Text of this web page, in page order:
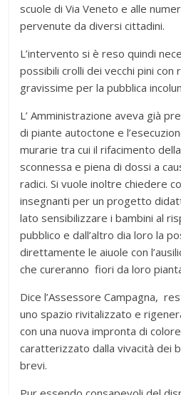
scuole di Via Veneto e alle
pervenute da diversi cittadini.
L’intervento si è reso quindi
possibili crolli dei vecchi pini con
gravissime per la pubblica
L’ Amministrazione aveva già
di piante autoctone e
murarie tra cui il rifacimento
sconnessa e piena di dossi a
radici. Si vuole inoltre chiedere
insegnanti per un progetto
lato sensibilizzare i bambini al
pubblico e dall’altro dia loro la
direttamente le aiuole con
che cureranno fiori da loro
Dice l’Assessore Campagna,
uno spazio rivitalizzato e
con una nuova impronta di
caratterizzato dalla vivacità dei
brevi.